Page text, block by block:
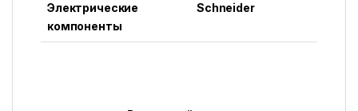
Электрические
компоненты
Schneider